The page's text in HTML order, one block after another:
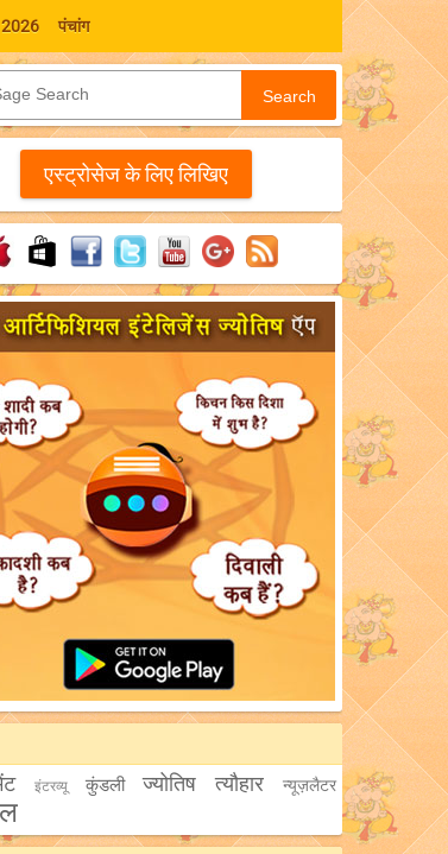
पंचांग
Search
एस्‍ट्रोसेज के लिए लिखिए
इंटरव्यू कुंडली ज्योतिष त्यौहार न्यूज़लैटर